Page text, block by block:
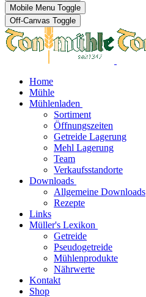
Mobile Menu Toggle
Off-Canvas Toggle
Home
Mühle
Mühlenladen
Sortiment
Öffnungszeiten
Getreide Lagerung
Mehl Lagerung
Team
Verkaufsstandorte
Downloads
Allgemeine Downloads
Rezepte
Links
Müller's Lexikon
Getreide
Pseudogetreide
Mühlenprodukte
Nährwerte
Kontakt
Shop